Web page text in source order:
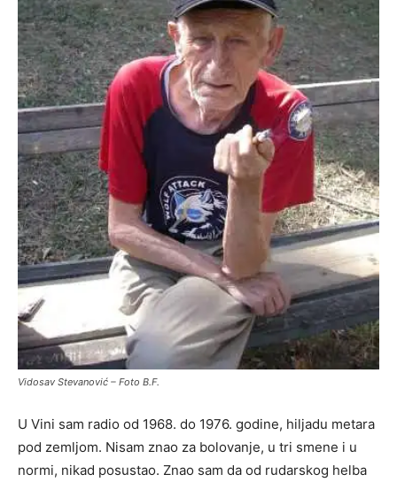
Vidosav Stevanović – Foto B.F.
U Vini sam radio od 1968. do 1976. godine, hiljadu metara
pod zemljom. Nisam znao za bolovanje, u tri smene i u
normi, nikad posustao. Znao sam da od rudarskog helba